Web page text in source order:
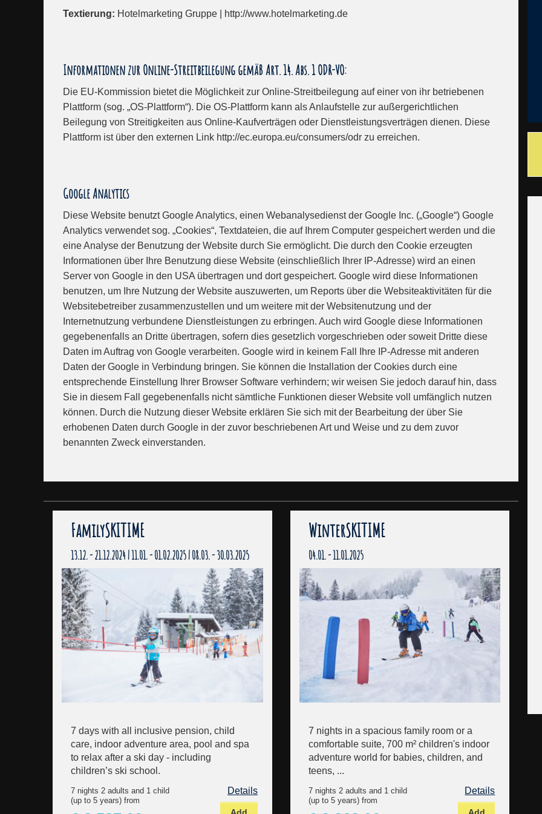
Textierung: Hotelmarketing Gruppe | http://www.hotelmarketing.de
Informationen zur Online-Streitbeilegung gemäß Art. 14. Abs. 1 ODR-VO:
Die EU-Kommission bietet die Möglichkeit zur Online-Streitbeilegung auf einer von ihr betriebenen
Plattform (sog. „OS-Plattform“). Die OS-Plattform kann als Anlaufstelle zur außergerichtlichen
Beilegung von Streitigkeiten aus Online-Kaufverträgen oder Dienstleistungsverträgen dienen. Diese
Plattform ist über den externen Link http://ec.europa.eu/consumers/odr zu erreichen.
Google Analytics
Diese Website benutzt Google Analytics, einen Webanalysedienst der Google Inc. („Google“) Google
Analytics verwendet sog. „Cookies“, Textdateien, die auf Ihrem Computer gespeichert werden und die
eine Analyse der Benutzung der Website durch Sie ermöglicht. Die durch den Cookie erzeugten
Informationen über Ihre Benutzung diese Website (einschließlich Ihrer IP-Adresse) wird an einen
Server von Google in den USA übertragen und dort gespeichert. Google wird diese Informationen
benutzen, um Ihre Nutzung der Website auszuwerten, um Reports über die Websiteaktivitäten für die
Websitebetreiber zusammenzustellen und um weitere mit der Websitenutzung und der
Internetnutzung verbundene Dienstleistungen zu erbringen. Auch wird Google diese Informationen
gegebenenfalls an Dritte übertragen, sofern dies gesetzlich vorgeschrieben oder soweit Dritte diese
Daten im Auftrag von Google verarbeiten. Google wird in keinem Fall Ihre IP-Adresse mit anderen
Daten der Google in Verbindung bringen. Sie können die Installation der Cookies durch eine
entsprechende Einstellung Ihrer Browser Software verhindern; wir weisen Sie jedoch darauf hin, dass
Sie in diesem Fall gegebenenfalls nicht sämtliche Funktionen dieser Website voll umfänglich nutzen
können. Durch die Nutzung dieser Website erklären Sie sich mit der Bearbeitung der über Sie
erhobenen Daten durch Google in der zuvor beschriebenen Art und Weise und zu dem zuvor
benannten Zweck einverstanden.
FamilySKITIME
13.12. - 21.12.2024 | 11.01. - 01.02.2025 | 08.03. - 30.03.2025
7 days with all inclusive pension, child
care, indoor adventure area, pool and spa
to relax after a ski day - including
children’s ski school.
7 nights 2 adults and 1 child
(up to 5 years) from
Details
WinterSKITIME
04.01. - 11.01.2025
7 nights in a spacious family room or a
comfortable suite, 700 m² children's indoor
adventure world for babies, children, and
teens, ...
7 nights 2 adults and 1 child
(up to 5 years) from
Details